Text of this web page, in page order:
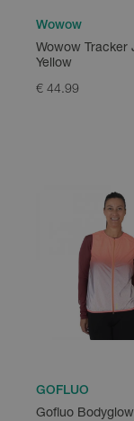
Wowow
Wowow Tracker
Yellow
€ 44.99
GOFLUO
Gofluo